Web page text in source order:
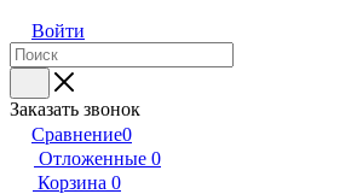
Войти
Заказать звонок
Сравнение0
Отложенные 0
Корзина 0